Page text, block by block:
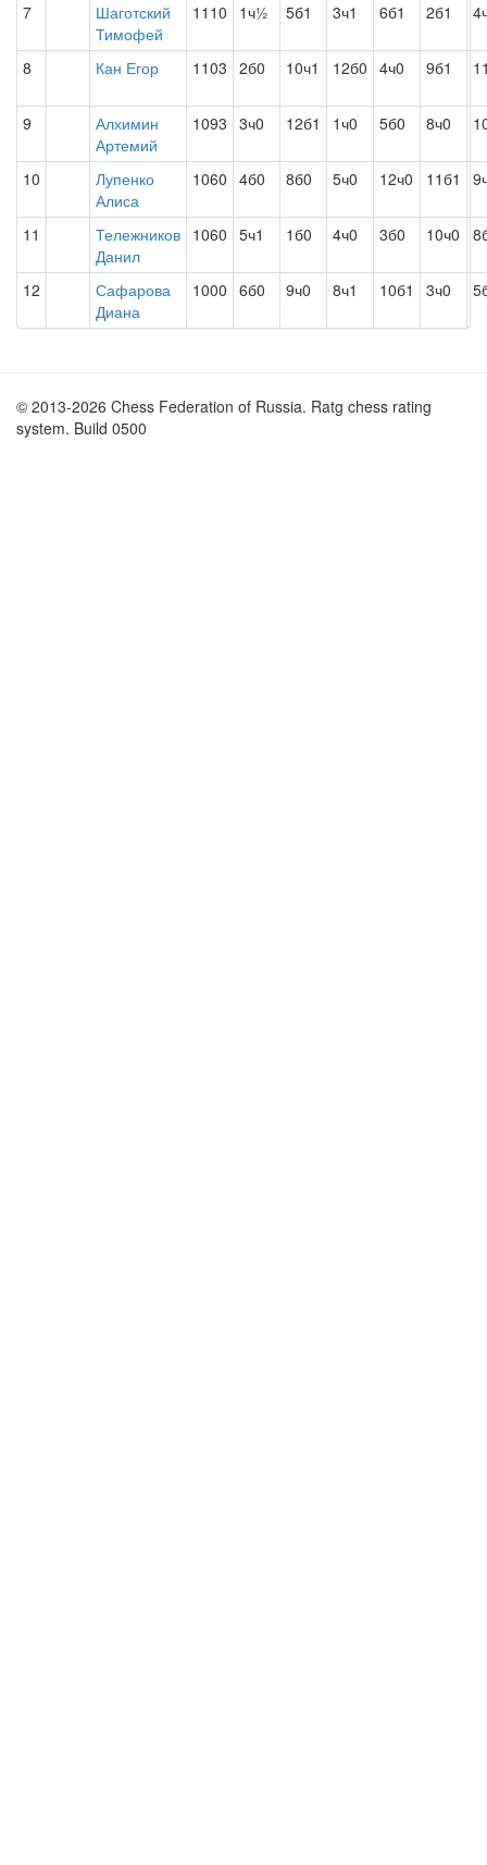
7
Шаготский
Тимофей
1110 1ч½ 5б1 3ч1 6б1 2б1
8 Кан Егор 1103 2б0 10ч1 12б0 4ч0 9б1
9
Алхимин
Артемий
1093 3ч0 12б1 1ч0 5б0 8ч0
10
Лупенко
Алиса
1060 4б0 8б0 5ч0 12ч0 11б1
11
Тележников
Данил
1060 5ч1 1б0 4ч0 3б0 10ч0
12
Сафарова
Диана
1000 6б0 9ч0 8ч1 10б1 3ч0
© 2013-2026 Chess Federation of Russia. Ratg chess rating
system. Build 0500